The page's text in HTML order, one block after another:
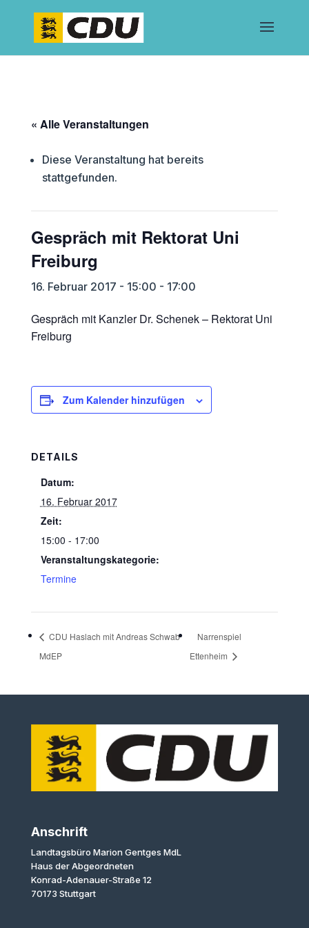
« Alle Veranstaltungen
Diese Veranstaltung hat bereits
stattgefunden.
Gespräch mit Rektorat Uni
Freiburg
16. Februar 2017 - 15:00 - 17:00
Gespräch mit Kanzler Dr. Schenek – Rektorat Uni
Freiburg
Zum Kalender hinzufügen
DETAILS
Datum:
16. Februar 2017
Zeit:
15:00 - 17:00
Veranstaltungskategorie:
Termine
CDU Haslach mit Andreas Schwab
MdEP
Narrenspiel
Ettenheim
Anschrift
Landtagsbüro Marion Gentges MdL
Haus der Abgeordneten
Konrad-Adenauer-Straße 12
70173 Stuttgart